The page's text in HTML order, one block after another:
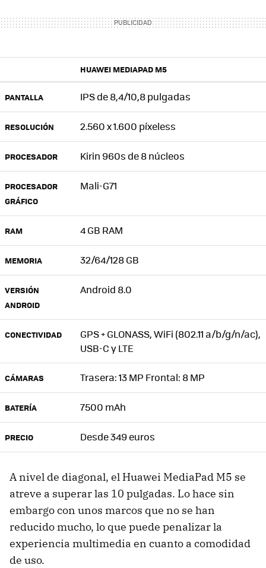
HUAWEI MEDIAPAD M5
PANTALLA IPSde 8,4/10,8 pulgadas
RESOLUCIÓN 2.560 x 1.600 píxeless
PROCESADOR Kirin 960s de 8 núcleos
PROCESADOR
GRÁFICO
Mali-G71
RAM 4 GB RAM
MEMORIA 32/64/128 GB
VERSIÓN
ANDROID
Android 8.0
CONECTIVIDAD
GPS + GLONASS, WiFi (802.11 a/b/g/n/ac),
USB-C y LTE
CÁMARAS Trasera: 13 MP Frontal: 8 MP
BATERÍA 7500 mAh
PRECIO Desde 349 euros
A nivel de diagonal, el Huawei MediaPad M5 se
atreve a superar las 10 pulgadas. Lo hace sin
embargo con unos marcos que no se han
reducido mucho, lo que puede penalizar la
experiencia multimedia en cuanto a comodidad
de uso.